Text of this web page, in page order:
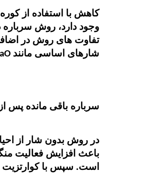
کاهش با استفاده از
وجود دارد، روش
تفاوت های روش در
شارهای اساسی مانند
سرباره باقی مانده پس از فرآیند احیا تقریباً 15-20
در روش بدون شار از
است. سپس با کوارتزیت